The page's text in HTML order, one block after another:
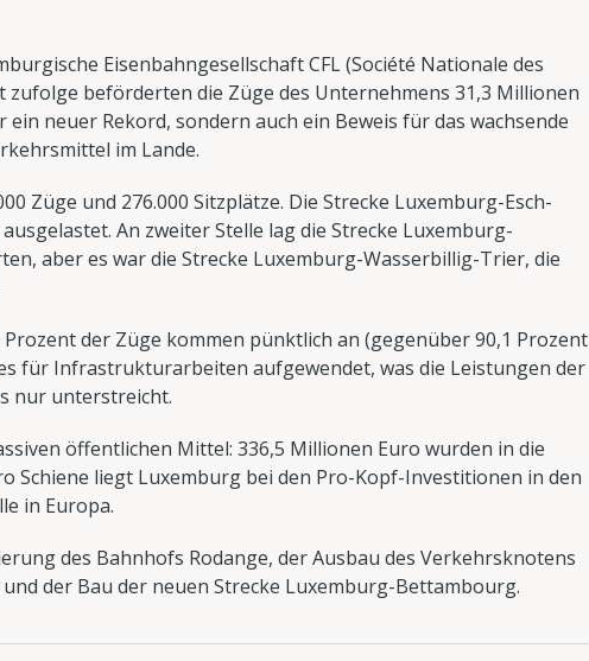
Eisenbahngesellschaft CFL (Société Nationale des
zufolge beförderten die Züge des Unternehmens 31,3 Millionen
neuer Rekord, sondern auch ein Beweis für das wachsende
im Lande.
Züge und 276.000 Sitzplätze. Die Strecke Luxemburg-Esch-
An zweiter Stelle lag die Strecke Luxemburg-
aber es war die Strecke Luxemburg-Wasserbillig-Trier, die
der Züge kommen pünktlich an (gegenüber 90,1 Prozent
für Infrastrukturarbeiten aufgewendet, was die Leistungen der
nur unterstreicht.
öffentlichen Mittel: 336,5 Millionen Euro wurden in die
liegt Luxemburg bei den Pro-Kopf-Investitionen in den
in Europa.
des Bahnhofs Rodange, der Ausbau des Verkehrsknotens
der Bau der neuen Strecke Luxemburg-Bettambourg.